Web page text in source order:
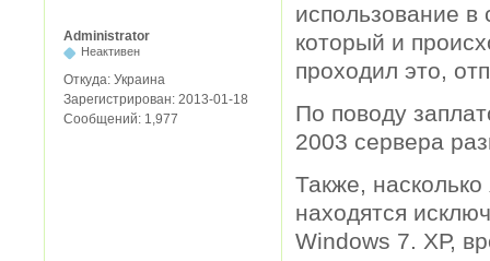
Administrator
Неактивен
Откуда: Украина
Зарегистрирован: 2013-01-18
Сообщений: 1,977
использование в
который и
проходил это,
По поводу
2003 сервера
Также,
находятся
Windows 7. ХР,